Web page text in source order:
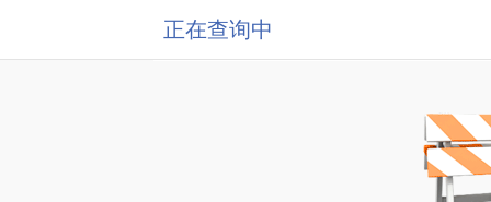
正在查询中